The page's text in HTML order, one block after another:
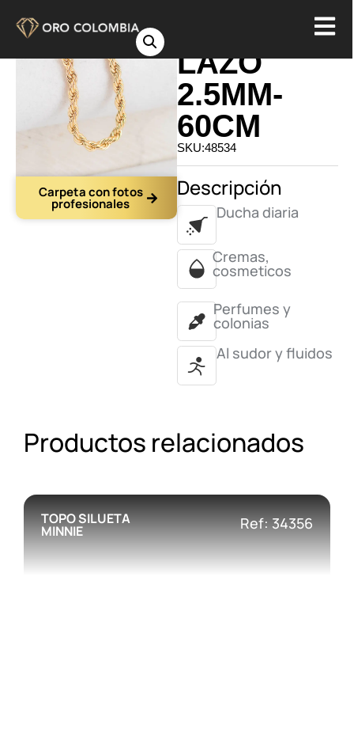
Carpeta con fotos
profesionales
LAZO
2.5MM-
60CM
SKU:48534
Descripción
Ducha diaria
Cremas,
cosmeticos
Perfumes y
colonias
Al sudor y fluidos
Productos relacionados
TOPO SILUETA
MINNIE Ref: 34356